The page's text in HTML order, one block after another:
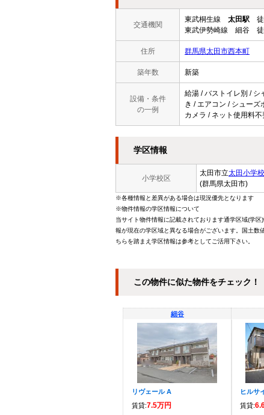
交通機関
東武桐生線 太田駅 徒
東武伊勢崎線 細谷 徒
住所 群馬県太田市西本町
築年数 新築
設備・条件
の一例
給湯 / バストイレ別 / シ
き / エアコン / シューズ
カメラ / ネット使用料
学区情報
小学校区
太田市立太田小学校
(群馬県太田市)
※各種情報と差異がある場合は現況優先となります
※物件情報の学区情報について
当サイト物件情報に記載されております通学区域(学
報が現在の学区域と異なる場合がございます。国土数
ちらを踏まえ学区情報は参考としてご活用下さい。
この物件に似た物件をチェック！
細谷
リヴェール A
賃貸:7.5万円
ヒルサ
賃貸: